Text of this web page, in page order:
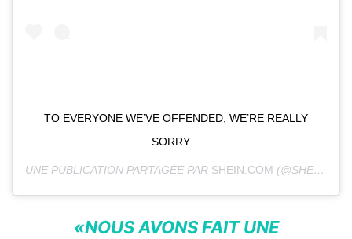
TO EVERYONE WE’VE OFFENDED, WE’RE REALLY
SORRY…
UNE PUBLICATION PARTAGÉE PAR SHEIN.COM (@SHEINOFFICIAL) LE
«NOUS AVONS FAIT UNE